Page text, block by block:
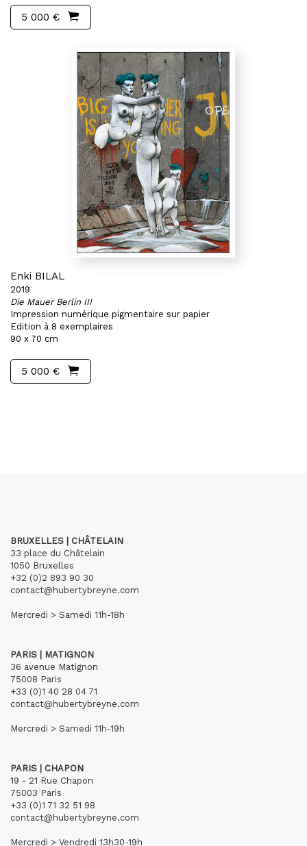
5 000 €
Enki BILAL
2019
Die Mauer Berlin III
Impression numérique pigmentaire sur papier
Edition à 8 exemplaires
90 x 70 cm
5 000 €
BRUXELLES | CHÂTELAIN
33 place du Châtelain
1050 Bruxelles
+32 (0)2 893 90 30
contact@hubertybreyne.com
Mercredi > Samedi 11h-18h
PARIS | MATIGNON
36 avenue Matignon
75008 Paris
+33 (0)1 40 28 04 71
contact@hubertybreyne.com
Mercredi > Samedi 11h-19h
PARIS | CHAPON
19 - 21 Rue Chapon
75003 Paris
+33 (0)1 71 32 51 98
contact@hubertybreyne.com
Mercredi > Vendredi 13h30-19h